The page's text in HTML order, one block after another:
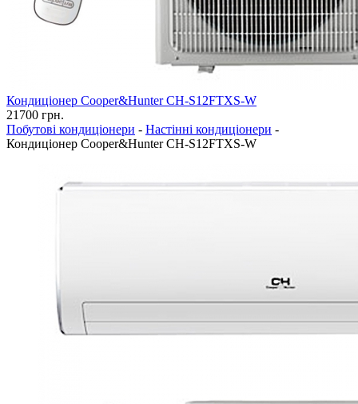
Кондиціонер Cooper&Hunter CH-S12FTXS-W
21700 грн.
Побутові кондиціонери - Настінні кондиціонери -
Кондиціонер Cooper&Hunter CH-S12FTXS-W